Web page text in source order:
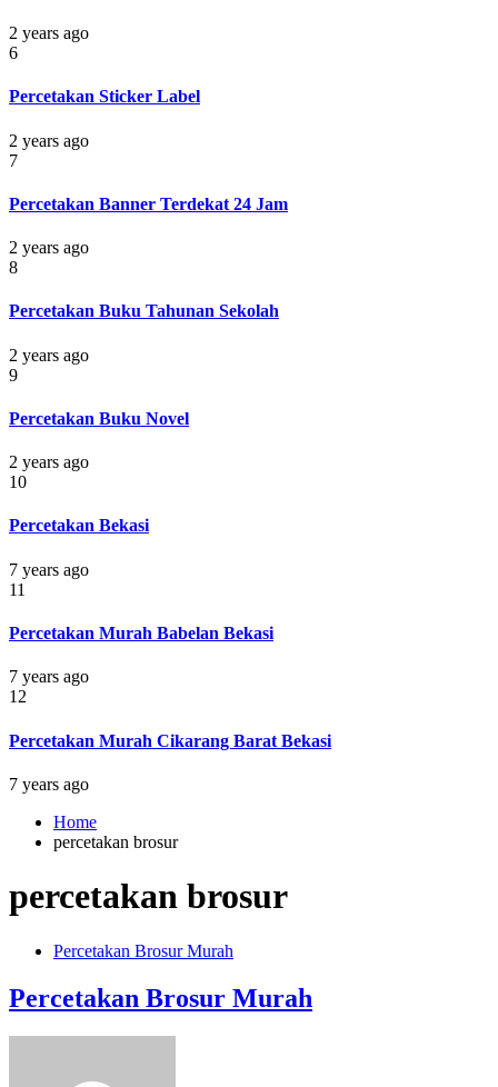
2 years ago
6
Percetakan Sticker Label
2 years ago
7
Percetakan Banner Terdekat 24 Jam
2 years ago
8
Percetakan Buku Tahunan Sekolah
2 years ago
9
Percetakan Buku Novel
2 years ago
10
Percetakan Bekasi
7 years ago
11
Percetakan Murah Babelan Bekasi
7 years ago
12
Percetakan Murah Cikarang Barat Bekasi
7 years ago
Home
percetakan brosur
percetakan brosur
Percetakan Brosur Murah
Percetakan Brosur Murah